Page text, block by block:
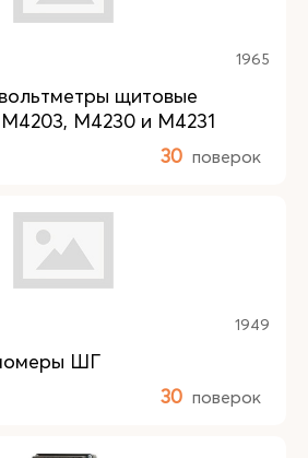
1965
щитовые
М4230 и М4231
30 поверок
1949
ШГ
30 поверок